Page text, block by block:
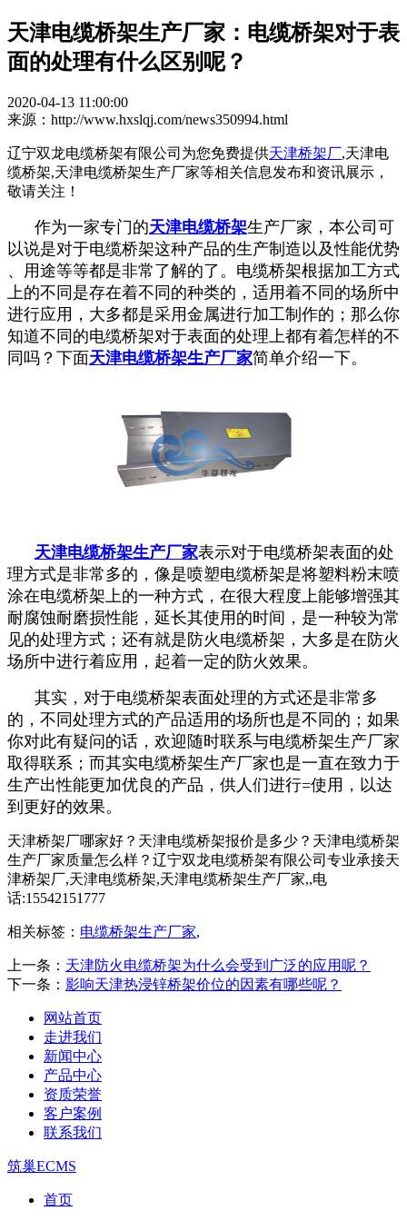
天津电缆桥架生产厂家：电缆桥架对于表
面的处理有什么区别呢？
2020-04-13 11:00:00
来源：http://www.hxslqj.com/news350994.html
辽宁双龙电缆桥架有限公司为您免费提供天津桥架厂,天津电
缆桥架,天津电缆桥架生产厂家等相关信息发布和资讯展示，
敬请关注！
作为一家专门的天津电缆桥架生产厂家，本公司可
以说是对于电缆桥架这种产品的生产制造以及性能优势
、用途等等都是非常了解的了。电缆桥架根据加工方式
上的不同是存在着不同的种类的，适用着不同的场所中
进行应用，大多都是采用金属进行加工制作的；那么你
知道不同的电缆桥架对于表面的处理上都有着怎样的不
同吗？下面天津电缆桥架生产厂家简单介绍一下。
天津电缆桥架生产厂家表示对于电缆桥架表面的处
理方式是非常多的，像是喷塑电缆桥架是将塑料粉末喷
涂在电缆桥架上的一种方式，在很大程度上能够增强其
耐腐蚀耐磨损性能，延长其使用的时间，是一种较为常
见的处理方式；还有就是防火电缆桥架，大多是在防火
场所中进行着应用，起着一定的防火效果。
其实，对于电缆桥架表面处理的方式还是非常多
的，不同处理方式的产品适用的场所也是不同的；如果
你对此有疑问的话，欢迎随时联系与电缆桥架生产厂家
取得联系；而其实电缆桥架生产厂家也是一直在致力于
生产出性能更加优良的产品，供人们进行=使用，以达
到更好的效果。
天津桥架厂哪家好？天津电缆桥架报价是多少？天津电缆桥架
生产厂家质量怎么样？辽宁双龙电缆桥架有限公司专业承接天
津桥架厂,天津电缆桥架,天津电缆桥架生产厂家,,电
话:15542151777
相关标签： 电缆桥架生产厂家,
上一条： 天津防火电缆桥架为什么会受到广泛的应用呢？
下一条： 影响天津热浸锌桥架价位的因素有哪些呢？
网站首页
走进我们
新闻中心
产品中心
资质荣誉
客户案例
联系我们
筑巢ECMS
首页